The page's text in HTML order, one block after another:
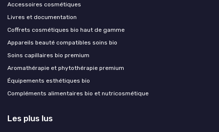
Accessoires cosmétiques
Livres et documentation
Coffrets cosmétiques bio haut de gamme
Appareils beauté compatibles soins bio
Soins capillaires bio premium
Aromathérapie et phytothérapie premium
Équipements esthétiques bio
Compléments alimentaires bio et nutricosmétique
Les plus lus